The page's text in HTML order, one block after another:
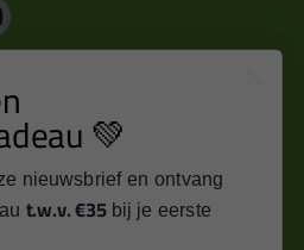
deals rechtstreeks in je
💚
nieuwsbrief en ontvang
t.w.v. €35 bij je eerste